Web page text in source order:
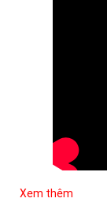
Xem thêm